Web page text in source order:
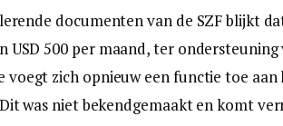
documenten van de SZF blijkt
USD 500 per maand, ter
voegt zich opnieuw een functie toe
was niet bekendgemaakt en komt